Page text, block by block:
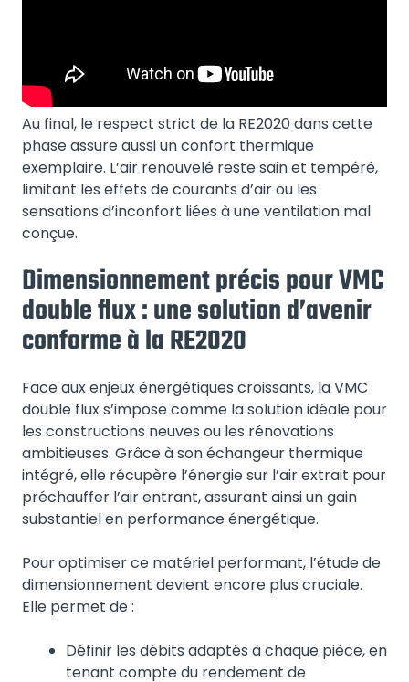
Au final, le respect strict de la RE2020 dans cette
phase assure aussi un confort thermique
exemplaire. L’air renouvelé reste sain et tempéré,
limitant les effets de courants d’air ou les
sensations d’inconfort liées à une ventilation mal
conçue.
Dimensionnement précis pour VMC
double flux : une solution d’avenir
conforme à la RE2020
Face aux enjeux énergétiques croissants, la VMC
double flux s’impose comme la solution idéale pour
les constructions neuves ou les rénovations
ambitieuses. Grâce à son échangeur thermique
intégré, elle récupère l’énergie sur l’air extrait pour
préchauffer l’air entrant, assurant ainsi un gain
substantiel en performance énergétique.
Pour optimiser ce matériel performant, l’étude de
dimensionnement devient encore plus cruciale.
Elle permet de :
Définir les débits adaptés à chaque pièce, en
tenant compte du rendement de